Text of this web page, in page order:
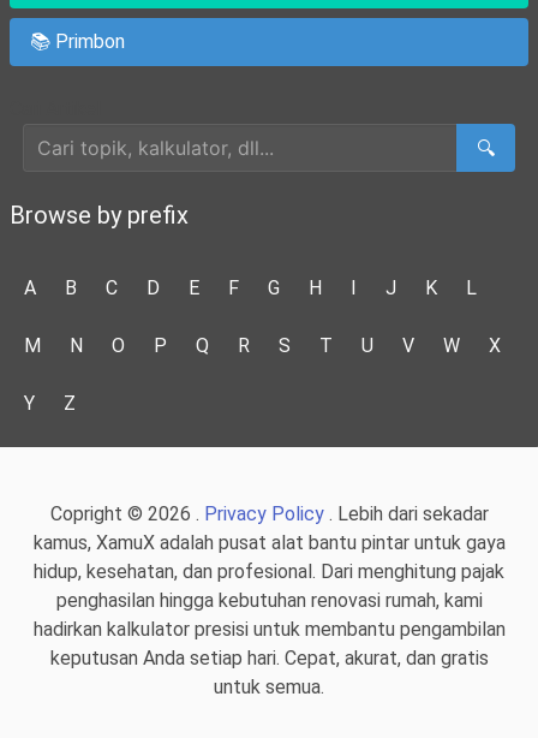
📚 Primbon
🔍
Browse by prefix
A B C D E F G H I J K L
M N O P Q R S T U V W X
Y Z
Copright © 2026 . Privacy Policy. Lebih dari sekadar
kamus, XamuX adalah pusat alat bantu pintar untuk gaya
hidup, kesehatan, dan profesional. Dari menghitung pajak
penghasilan hingga kebutuhan renovasi rumah, kami
hadirkan kalkulator presisi untuk membantu pengambilan
keputusan Anda setiap hari. Cepat, akurat, dan gratis
untuk semua.